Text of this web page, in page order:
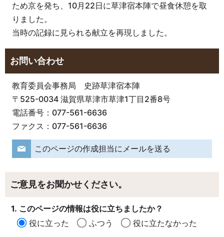
ため京を発ち、10月22日に草津宿本陣で昼食休憩を取
りました。
当時の記録に見られる献立を再現しました。
お問い合わせ
教育委員会事務局 史跡草津宿本陣
〒525-0034 滋賀県草津市草津1丁目2番8号
電話番号：077-561-6636
ファクス：077-561-6636
このページの作成担当にメールを送る
ご意見をお聞かせください。
1. このページの情報は役に立ちましたか？
役に立った
ふつう
役に立たなかった